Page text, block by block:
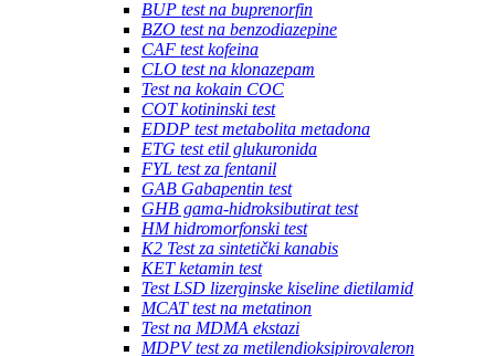
BUP test na buprenorfin
BZO test na benzodiazepine
CAF test kofeina
CLO test na klonazepam
Test na kokain COC
COT kotininski test
EDDP test metabolita metadona
ETG test etil glukuronida
FYL test za fentanil
GAB Gabapentin test
GHB gama-hidroksibutirat test
HM hidromorfonski test
K2 Test za sintetički kanabis
KET ketamin test
Test LSD lizerginske kiseline dietilamid
MCAT test na metatinon
Test na MDMA ekstazi
MDPV test za metilendioksipirovaleron